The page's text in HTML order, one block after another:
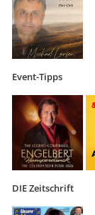
Event-Tipps
DIE Zeitschrift